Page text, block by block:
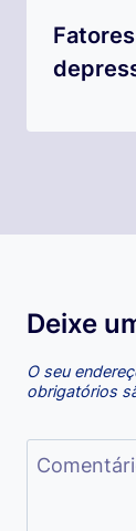
Deixe
O seu
obrigatórios